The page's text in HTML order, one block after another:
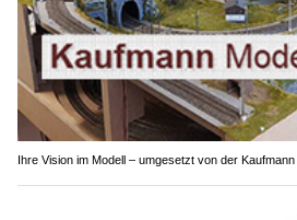
Ihre Vision im Modell – umgesetzt von der